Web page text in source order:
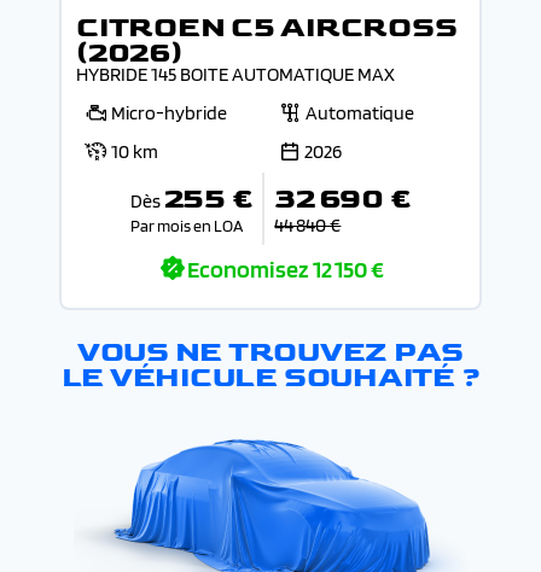
CITROEN C5 AIRCROSS
(2026)
HYBRIDE 145 BOITE AUTOMATIQUE MAX
Micro-hybride
Automatique
10 km
2026
Dès 255 €
Par mois en LOA
32 690 €
44 840 €
Economisez12 150 €
VOUS NE TROUVEZ PAS
LE VÉHICULE SOUHAITÉ ?